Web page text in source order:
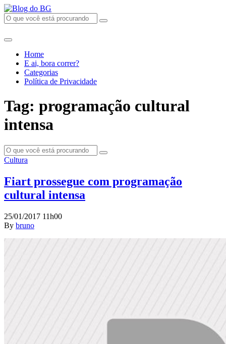
Home
E ai, bora correr?
Categorias
Política de Privacidade
Tag: programação cultural
intensa
Cultura
Fiart prossegue com programação
cultural intensa
25/01/2017 11h00
By bruno